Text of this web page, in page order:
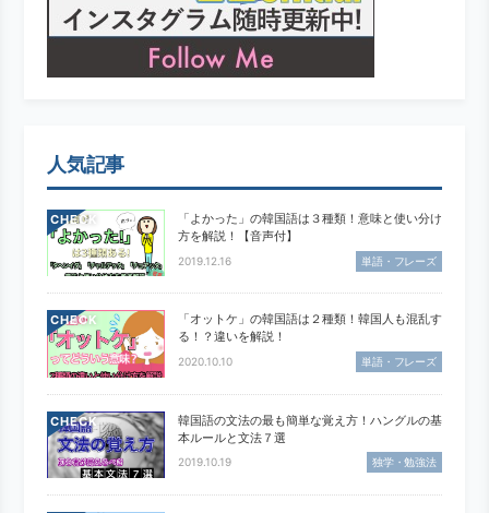
人気記事
CHECK
「よかった」の韓国語は３種類！意味と使い分け
方を解説！【音声付】
2019.12.16 単語・フレーズ
CHECK
「オットケ」の韓国語は２種類！韓国人も混乱す
る！？違いを解説！
2020.10.10 単語・フレーズ
CHECK
韓国語の文法の最も簡単な覚え方！ハングルの基
本ルールと文法７選
2019.10.19 独学・勉強法